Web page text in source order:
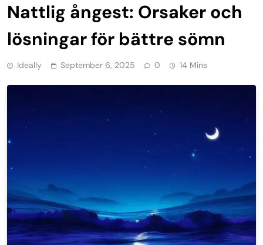
Nattlig ångest: Orsaker och
lösningar för bättre sömn
Ideally September 6, 2025 0 14 Mins